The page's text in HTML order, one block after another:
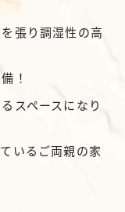
張り調湿性の高
！
スペースになり
いるご両親の家